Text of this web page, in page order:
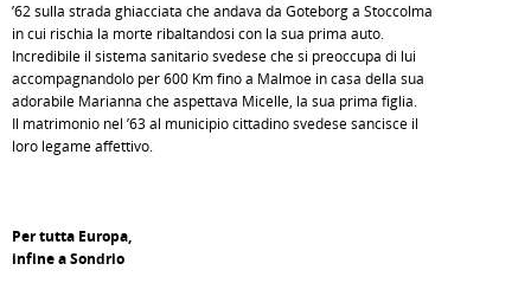
’62 sulla strada ghiacciata che andava da Goteborg a Stoccolma
in cui rischia la morte ribaltandosi con la sua prima auto.
Incredibile il sistema sanitario svedese che si preoccupa di lui
accompagnandolo per 600 Km fino a Malmoe in casa della sua
adorabile Marianna che aspettava Micelle, la sua prima figlia.
Il matrimonio nel ’63 al municipio cittadino svedese sancisce il
loro legame affettivo.
Per tutta Europa,
infine a Sondrio